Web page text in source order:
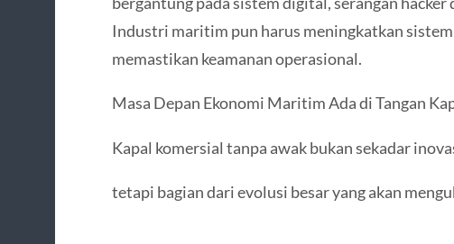
Industri maritim pun harus meningkatkan
memastikan keamanan operasional.
Masa Depan Ekonomi Maritim Ada di Tangan
Kapal komersial tanpa awak bukan sekadar
tetapi bagian dari evolusi besar yang akan